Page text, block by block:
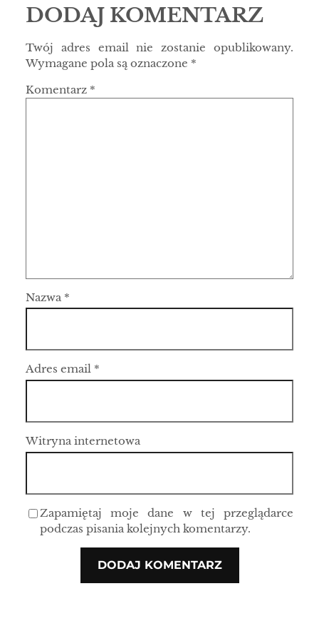
DODAJ KOMENTARZ
Twój adres email nie zostanie opublikowany.
Wymagane pola są oznaczone *
Komentarz *
Nazwa *
Adres email *
Witryna internetowa
Zapamiętaj moje dane w tej przeglądarce
podczas pisania kolejnych komentarzy.